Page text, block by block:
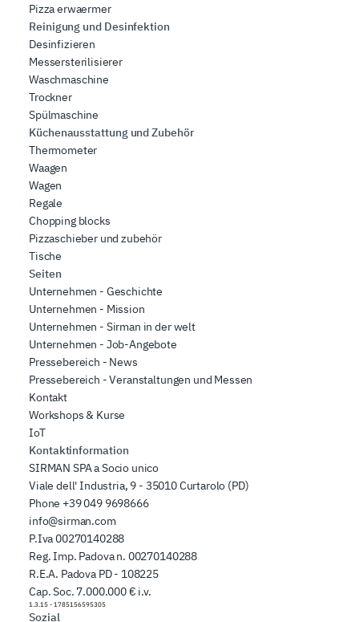
Pizza erwaermer
Reinigung und Desinfektion
Desinfizieren
Messersterilisierer
Waschmaschine
Trockner
Spülmaschine
Küchenausstattung und Zubehör
Thermometer
Waagen
Wagen
Regale
Chopping blocks
Pizzaschieber und zubehör
Tische
Seiten
Unternehmen - Geschichte
Unternehmen - Mission
Unternehmen - Sirman in der welt
Unternehmen - Job-Angebote
Pressebereich - News
Pressebereich - Veranstaltungen und Messen
Kontakt
Workshops & Kurse
IoT
Kontaktinformation
SIRMAN SPA a Socio unico
Viale dell' Industria, 9 - 35010 Curtarolo (PD)
Phone +39 049 9698666
info@sirman.com
P.Iva 00270140288
Reg. Imp. Padova n. 00270140288
R.E.A. Padova PD - 108225
Cap. Soc. 7.000.000 € i.v.
1.3.15 - 1785156595305
Sozial